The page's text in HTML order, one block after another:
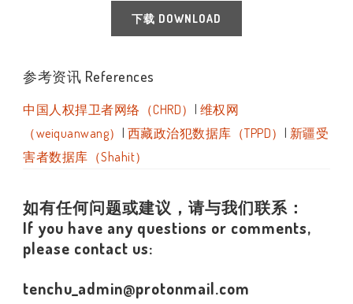
下载 DOWNLOAD
参考资讯 References
中国人权捍卫者网络（CHRD） | 维权网
（weiquanwang） | 西藏政治犯数据库（TPPD） | 新疆受
害者数据库（Shahit）
如有任何问题或建议，请与我们联系：
If you have any questions or comments,
please contact us:
tenchu_admin@protonmail.com